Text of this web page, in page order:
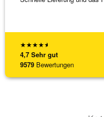
★★★★★
4,7 Sehr gut
9579 Bewertungen